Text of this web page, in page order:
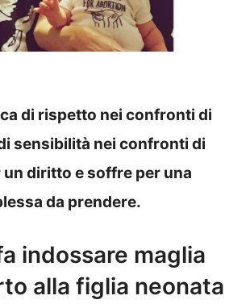
di rispetto nei confronti di
sensibilità nei confronti di
diritto e soffre per una
da prendere.
indossare maglia
alla figlia neonata